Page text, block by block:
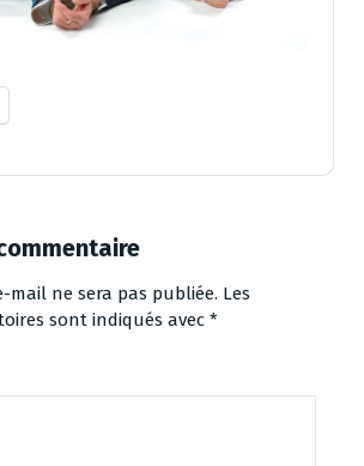
mail ne sera pas publiée. Les
sont indiqués avec *